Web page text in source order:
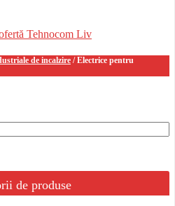
Tehnocom Liv
de incalzire / Electrice pentru
de produse